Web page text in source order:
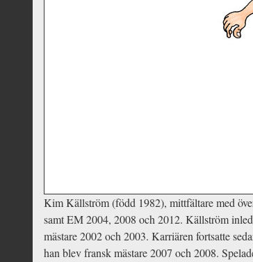
Kim Källström(född 1982), mittfältare med
samt EM 2004, 2008 och 2012. Källström
mästare 2002 och 2003. Karriären fortsatte
han blev fransk mästare 2007 och 2008.